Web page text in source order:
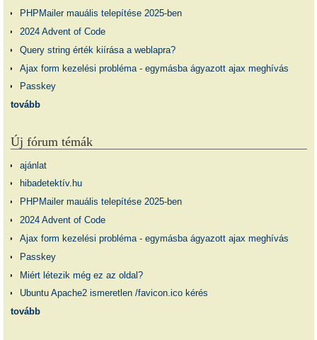
PHPMailer mauális telepítése 2025-ben
2024 Advent of Code
Query string érték kiírása a weblapra?
Ajax form kezelési probléma - egymásba ágyazott ajax meghívás
Passkey
tovább
Új fórum témák
ajánlat
hibadetektív.hu
PHPMailer mauális telepítése 2025-ben
2024 Advent of Code
Ajax form kezelési probléma - egymásba ágyazott ajax meghívás
Passkey
Miért létezik még ez az oldal?
Ubuntu Apache2 ismeretlen /favicon.ico kérés
tovább